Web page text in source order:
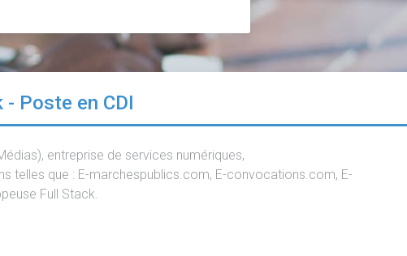
Poste en CDI
entreprise de services numériques,
telles que : E-marchespublics.com, E-convocations.com, E-
Full Stack.